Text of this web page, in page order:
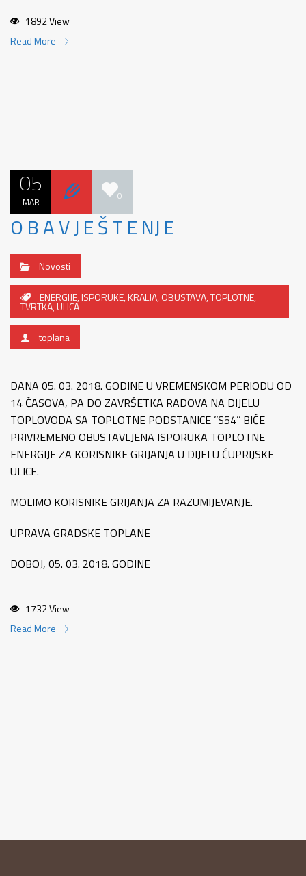
1892 View
Read More
05
MAR 0
O B A V J E Š T E NJ E
Novosti
ENERGIJE,ISPORUKE,KRALJA,OBUSTAVA,TOPLOTNE,
TVRTKA,ULICA
toplana
DANA 05. 03. 2018. GODINE U VREMENSKOM PERIODU OD
14 ČASOVA, PA DO ZAVRŠETKA RADOVA NA DIJELU
TOPLOVODA SA TOPLOTNE PODSTANICE ’’S54’’ BIĆE
PRIVREMENO OBUSTAVLJENA ISPORUKA TOPLOTNE
ENERGIJE ZA KORISNIKE GRIJANJA U DIJELU ĆUPRIJSKE
ULICE.
MOLIMO KORISNIKE GRIJANJA ZA RAZUMIJEVANJE.
UPRAVA GRADSKE TOPLANE
DOBOJ, 05. 03. 2018. GODINE
1732 View
Read More